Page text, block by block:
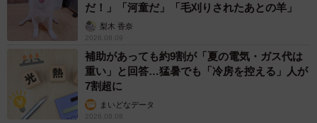
話せるライトな黒歴史」として紹介されていました。今
後、他の黒歴史を題材にした作品を描くご予定はあります
意外に好評だったので恥ずかしさに耐えられる範囲で描い
てみようかなと思っています。基本的に「当時の自分がア
だ！」「河童だ」「毛刈りされたあとの羊」
梨木 香奈
2026.08.09
補助があっても約9割が「夏の電気・ガス代は
重い」と回答…猛暑でも「冷房を控える」人が
7割超に
まいどなデータ
2026.08.08